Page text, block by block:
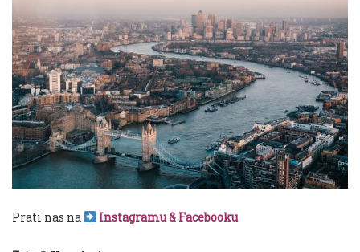
Prati nas na Instagramu& Facebooku